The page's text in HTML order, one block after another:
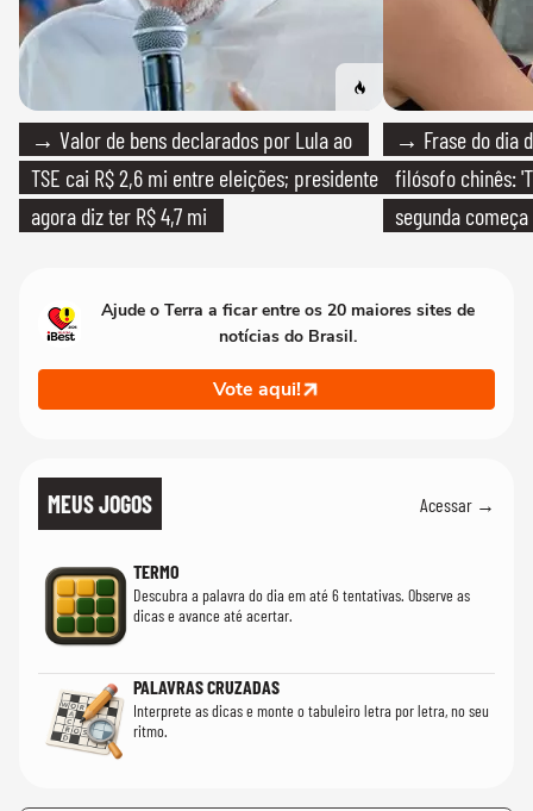
→ Valor de bens declarados por Lula ao
TSE cai R$ 2,6 mi entre eleições; presidente
agora diz ter R$ 4,7 mi
→ Frase do dia
filósofo chinês:
segunda
Ajude o Terra a ficar entre os 20 maiores sites de
notícias do Brasil.
Vote aqui!
MEUS JOGOS Acessar →
TERMO
Descubra a palavra do dia em até 6 tentativas. Observe as
dicas e avance até acertar.
PALAVRAS CRUZADAS
Interprete as dicas e monte o tabuleiro letra por letra, no seu
ritmo.